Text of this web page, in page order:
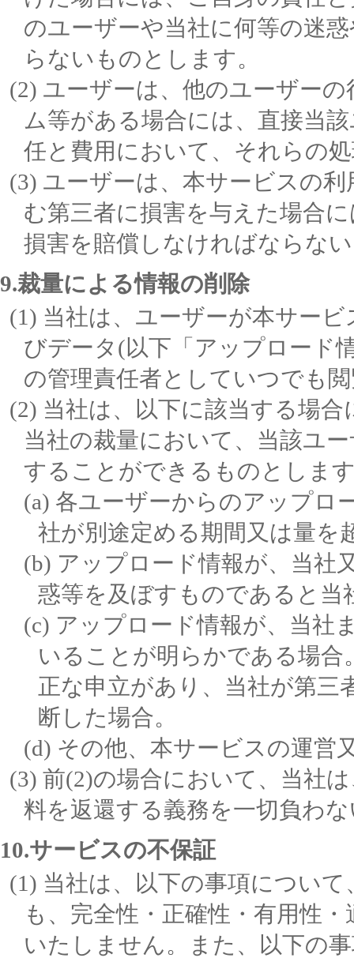
のユーザーや当社に何等の迷
らないものとします。
ユーザーは、他のユーザー
ム等がある場合には、直接当
任と費用において、それらの
ユーザーは、本サービスの
む第三者に損害を与えた場合
損害を賠償しなければならな
9.裁量による情報の削除
当社は、ユーザーが本サー
びデータ(以下「アップロード
の管理責任者としていつでも
当社は、以下に該当する場
当社の裁量において、当該ユ
することができるものとしま
各ユーザーからのアップロ
社が別途定める期間又は量を
アップロード情報が、当社
惑等を及ぼすものであると当
アップロード情報が、当社
いることが明らかである場
正な申立があり、当社が第三
断した場合。
その他、本サービスの運営
前(2)の場合において、当社
料を返還する義務を一切負わ
10.サービスの不保証
当社は、以下の事項につい
も、完全性・正確性・有用性
いたしません。また、以下の